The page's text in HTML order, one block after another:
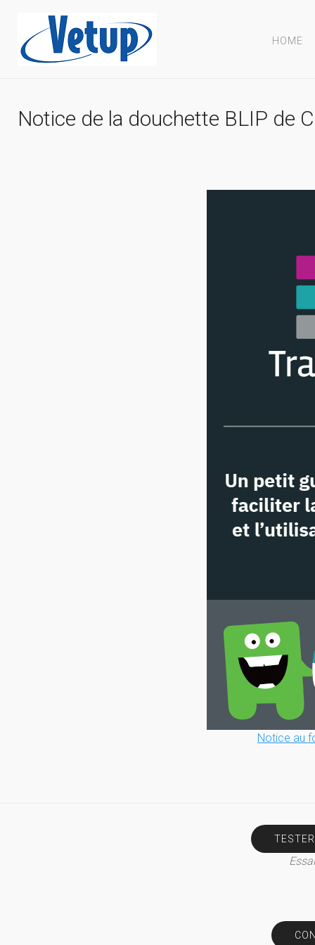
HOME
Notice de la douchette BLIP de
Notice au